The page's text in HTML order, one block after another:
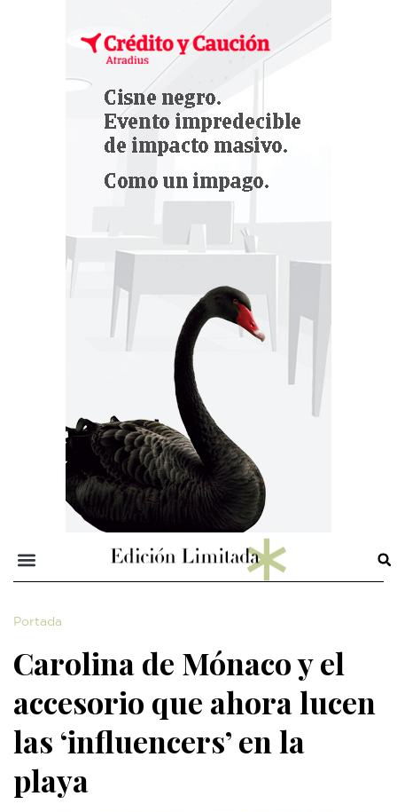
Portada
Carolina de Mónaco y el
accesorio que ahora lucen
las ‘influencers’ en la
playa